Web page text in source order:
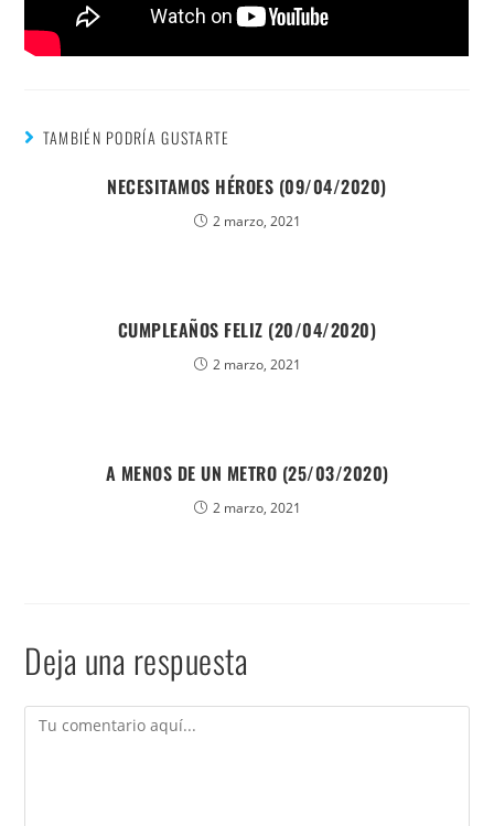
TAMBIÉN PODRÍA GUSTARTE
NECESITAMOS HÉROES (09/04/2020)
2 marzo, 2021
CUMPLEAÑOS FELIZ (20/04/2020)
2 marzo, 2021
A MENOS DE UN METRO (25/03/2020)
2 marzo, 2021
Deja una respuesta